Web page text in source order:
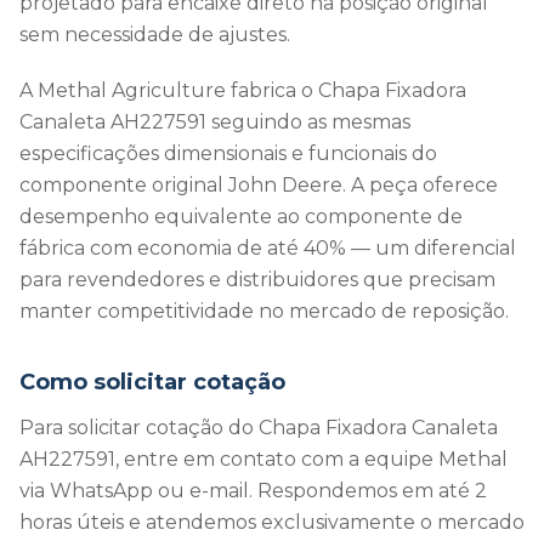
sem necessidade de ajustes.
A Methal Agriculture fabrica o Chapa Fixadora
Canaleta AH227591 seguindo as mesmas
especificações dimensionais e funcionais do
componente original John Deere. A peça oferece
desempenho equivalente ao componente de
fábrica com economia de até 40% — um diferencial
para revendedores e distribuidores que precisam
manter competitividade no mercado de reposição.
Como solicitar cotação
Para solicitar cotação do Chapa Fixadora Canaleta
AH227591, entre em contato com a equipe Methal
via WhatsApp ou e-mail. Respondemos em até 2
horas úteis e atendemos exclusivamente o mercado